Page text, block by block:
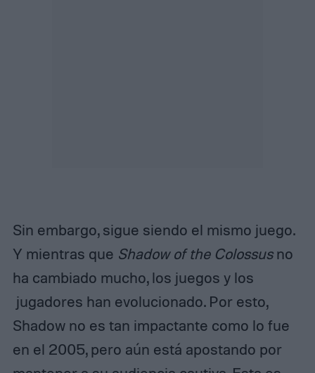
Sin embargo, sigue siendo el mismo juego.
Y mientras que Shadow of the Colossusno
ha cambiado mucho, los juegos y los
jugadores han evolucionado. Por esto,
Shadow no es tan impactante como lo fue
en el 2005, pero aún está apostando por